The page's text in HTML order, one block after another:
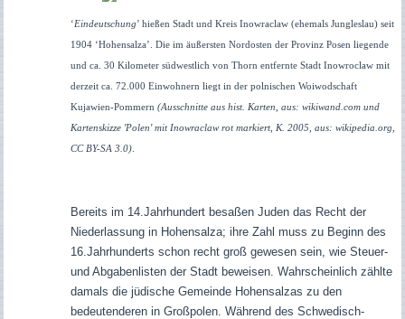
‘Eindeutschung’ hießen Stadt und Kreis Inowraclaw (ehemals Jungleslau) seit
1904 ‘Hohensalza’. Die im äußersten Nordosten der Provinz Posen liegende
und ca. 30 Kilometer südwestlich von Thorn entfernte Stadt Inowroclaw mit
derzeit ca. 72.000 Einwohnern liegt in der polnischen Woiwodschaft
Kujawien-Pommern (Ausschnitte aus hist. Karten, aus: wikiwand.com und
Kartenskizze 'Polen' mit Inowraclawrot markiert, K. 2005, aus: wikipedia.org,
CC BY-SA 3.0).
Bereits im 14.Jahrhundert besaßen Juden das Recht der
Niederlassung in Hohensalza; ihre Zahl muss zu Beginn des
16.Jahrhunderts schon recht groß gewesen sein, wie Steuer-
und Abgabenlisten der Stadt beweisen. Wahrscheinlich zählte
damals die jüdische Gemeinde Hohensalzas zu den
bedeutenderen in Großpolen. Während des Schwedisch-